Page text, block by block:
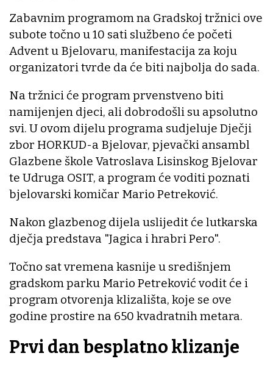
Zabavnim programom na Gradskoj tržnici ove
subote točno u 10 sati službeno će početi
Advent u Bjelovaru, manifestacija za koju
organizatori tvrde da će biti najbolja do sada.
Na tržnici će program prvenstveno biti
namijenjen djeci, ali dobrodošli su apsolutno
svi. U ovom dijelu programa sudjeluje Dječji
zbor HORKUD-a Bjelovar, pjevački ansambl
Glazbene škole Vatroslava Lisinskog Bjelovar
te Udruga OSIT, a program će voditi poznati
bjelovarski komičar Mario Petreković.
Nakon glazbenog dijela uslijedit će lutkarska
dječja predstava "Jagica i hrabri Pero".
Točno sat vremena kasnije u središnjem
gradskom parku Mario Petreković vodit će i
program otvorenja klizališta, koje se ove
godine prostire na 650 kvadratnih metara.
Prvi dan besplatno klizanje